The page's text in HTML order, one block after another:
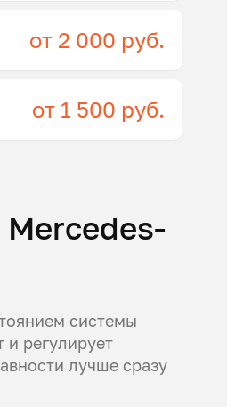
от 2 000 руб.
от 1 500 руб.
системы
регулирует
лучше сразу